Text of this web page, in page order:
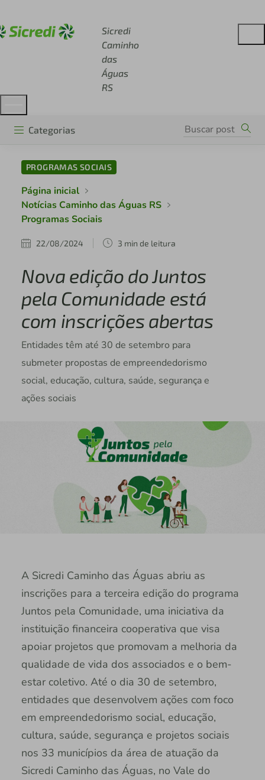
Sicredi
Caminho
das
Águas
RS
Categorias
PROGRAMAS SOCIAIS
Página inicial
Notícias Caminho das Águas RS
Programas Sociais
22/08/2024 3 min de leitura
Nova edição do Juntos
pela Comunidade está
com inscrições abertas
Entidades têm até 30 de setembro para
submeter propostas de empreendedorismo
social, educação, cultura, saúde, segurança e
ações sociais
A Sicredi Caminho das Águas abriu as
inscrições para a terceira edição do programa
Juntos pela Comunidade, uma iniciativa da
instituição financeira cooperativa que visa
apoiar projetos que promovam a melhoria da
qualidade de vida dos associados e o bem-
estar coletivo. Até o dia 30 de setembro,
entidades que desenvolvem ações com foco
em empreendedorismo social, educação,
cultura, saúde, segurança e projetos sociais
nos 33 municípios da área de atuação da
Sicredi Caminho das Águas, no Vale do